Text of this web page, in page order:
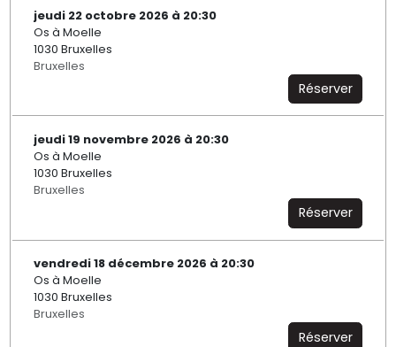
jeudi 22 octobre 2026 à 20:30
Os à Moelle
1030 Bruxelles
Bruxelles
Réserver
jeudi 19 novembre 2026 à 20:30
Os à Moelle
1030 Bruxelles
Bruxelles
Réserver
vendredi 18 décembre 2026 à 20:30
Os à Moelle
1030 Bruxelles
Bruxelles
Réserver